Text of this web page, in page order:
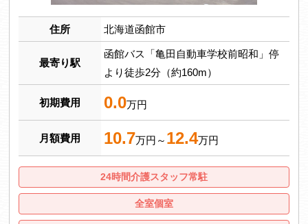
住所 北海道函館市
最寄り駅
函館バス「亀田自動車学校前昭和」停
より徒歩2分（約160m）
初期費用 0.0万円
月額費用 10.7万円～ 12.4万円
24時間介護スタッフ常駐
全室個室